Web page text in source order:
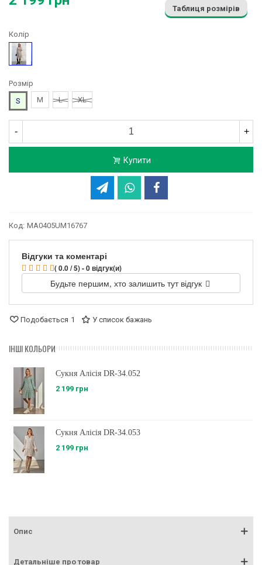
Таблиця розмірів
Колір
Сірий
Розмір
S
M L XL
- +
Купити
Код: MA0405UM16767
Відгуки та коментарі
( 0.0 / 5) - 0 відгук(и)
Будьте першим, хто залишить тут відгук
Подобається 1 У список бажань
ІНШІ КОЛЬОРИ
Сукня Алісія DR-34.052
2 199 грн
Сукня Алісія DR-34.053
2 199 грн
Опис
Детальніше про товар